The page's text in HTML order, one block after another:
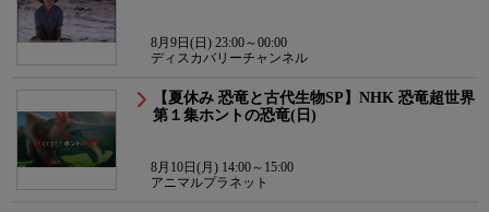
8月9日(日) 23:00～00:00
ディスカバリーチャンネル
【夏休み 恐竜と古代生物SP】NHK 恐竜超世界
第１集ホントの恐竜(日)
8月10日(月) 14:00～15:00
アニマルプラネット